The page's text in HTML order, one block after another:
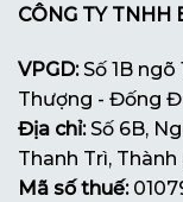
CÔNG TY TNHH
VPGD:Số 1B ngõ
Thượng - Đống
Địa chỉ:Số 6B,
Thanh Trì,
Mã số thuế: